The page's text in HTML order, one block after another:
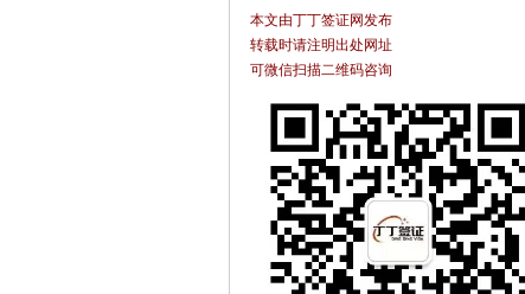
本文由丁丁签证网发布
转载时请注明出处网址
可微信扫描二维码咨询